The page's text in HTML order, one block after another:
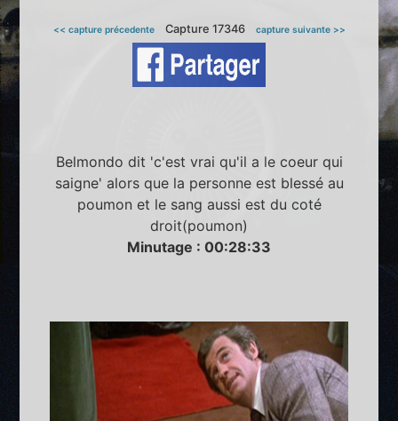
<< capture précedenteCapture 17346 capture suivante >>
Belmondo dit 'c'est vrai qu'il a le coeur qui
saigne' alors que la personne est blessé au
poumon et le sang aussi est du coté
droit(poumon)
Minutage : 00:28:33